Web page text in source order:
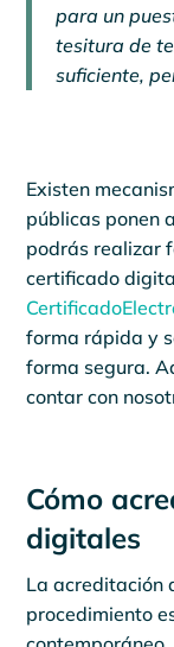
para un
tesitura de
suficiente,
Existen
públicas ponen
podrás realizar
certificado
forma rápida y
forma segura.
contar con
Cómo
digitales
La acreditación
procedimiento